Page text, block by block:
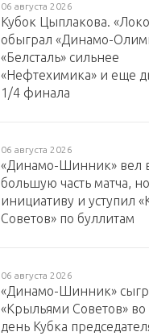
06 августа 2026
Кубок Цыплакова.
обыграл «Динамо-
«Белсталь» сильнее
«Нефтехимика» и еще
1/4 финала
06 августа 2026
«Динамо-Шинник» вел
большую часть матча,
инициативу и уступил
Советов» по буллитам
06 августа 2026
«Динамо-Шинник»
«Крыльями Советов» во
день Кубка